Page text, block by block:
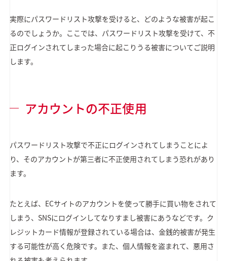
実際にパスワードリスト攻撃を受けると、どのような被害が起こ
るのでしょうか。ここでは、パスワードリスト攻撃を受けて、不
正ログインされてしまった場合に起こりうる被害についてご説明
します。
アカウントの不正使用
パスワードリスト攻撃で不正にログインされてしまうことによ
り、そのアカウントが第三者に不正使用されてしまう恐れがあり
ます。
たとえば、ECサイトのアカウントを使って勝手に買い物をされて
しまう、SNSにログインしてなりすまし被害にあうなどです。ク
レジットカード情報が登録されている場合は、金銭的被害が発生
する可能性が高く危険です。また、個人情報を盗まれて、悪用さ